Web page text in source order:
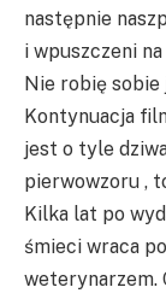
następnie
i wpuszczeni
Nie robię sobie
Kontynuacja
jest o tyle
pierwowzoru ,
Kilka lat po
śmieci wraca
weterynarzem.